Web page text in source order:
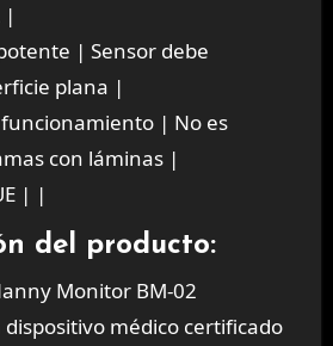
|
| Sensor debe
plana |
| No es
con láminas |
| |
del producto:
Monitor BM-02
médico certificado